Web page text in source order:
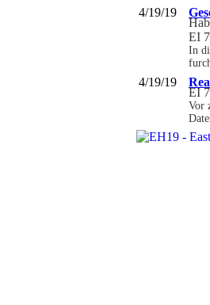
4/19/19
EI 7
In
4/19/19
EI 7
Vor